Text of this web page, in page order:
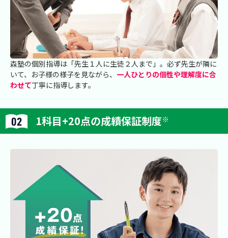
森塾の個別指導は「先生１人に生徒２人まで」。必ず先生が隣に
いて、お子様の様子を見ながら、 一人ひとりの個性や理解度に合
わせて丁寧に指導します。
1科目+20点の成績保証制度※